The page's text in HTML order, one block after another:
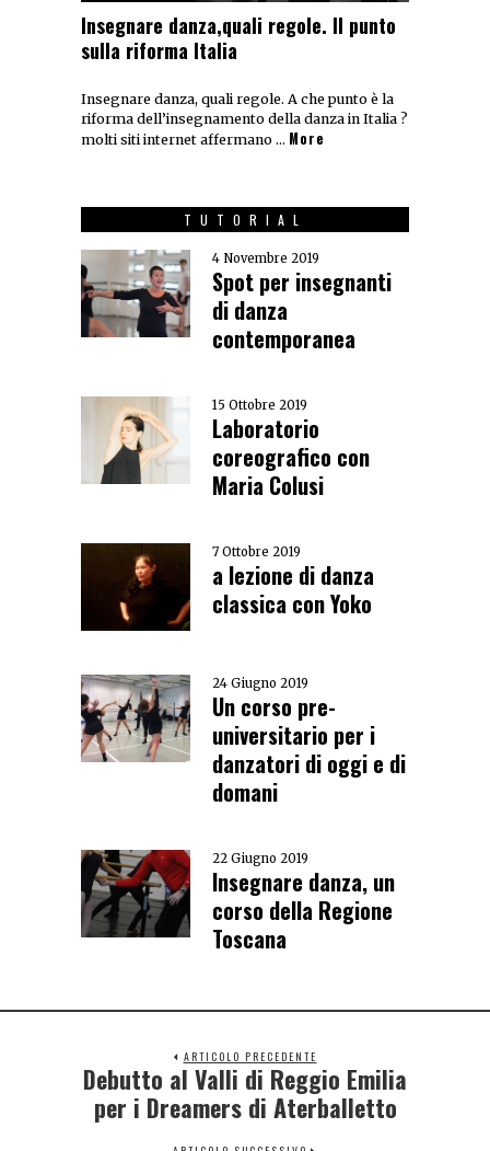
Insegnare danza,quali regole. Il punto
sulla riforma Italia
Insegnare danza, quali regole. A che punto è la
riforma dell’insegnamento della danza in Italia ?
molti siti internet affermano … More
TUTORIAL
4 Novembre 2019
Spot per insegnanti
di danza
contemporanea
15 Ottobre 2019
Laboratorio
coreografico con
Maria Colusi
7 Ottobre 2019
a lezione di danza
classica con Yoko
24 Giugno 2019
Un corso pre-
universitario per i
danzatori di oggi e di
domani
22 Giugno 2019
Insegnare danza, un
corso della Regione
Toscana
ARTICOLO PRECEDENTE
Debutto al Valli di Reggio Emilia
per i Dreamers di Aterballetto